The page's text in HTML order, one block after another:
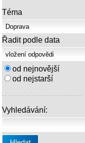
Téma
Řadit podle data
od nejnovější
od nejstarší
Vyhledávání: